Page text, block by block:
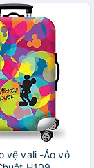
vệ vali -Áo vỏ